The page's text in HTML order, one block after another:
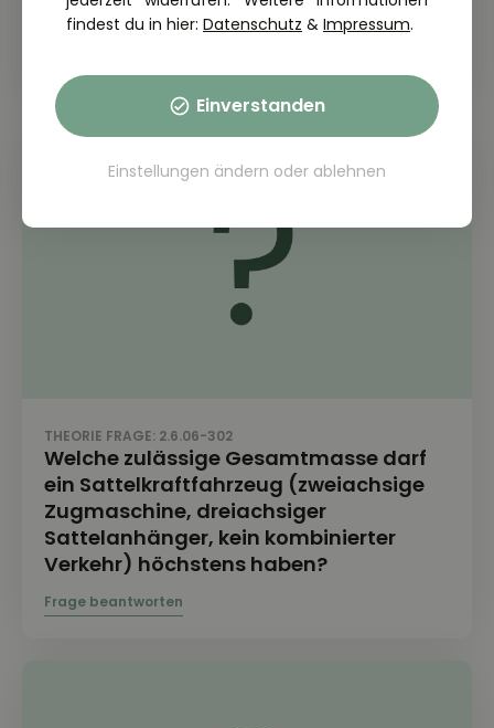
sein?
THEORIE FRAGE: 2.6.06-302
Welche zulässige Gesamtmasse darf
ein Sattelkraftfahrzeug (zweiachsige
Zugmaschine, dreiachsiger
Sattelanhänger, kein kombinierter
Verkehr) höchstens haben?
findest du in hier: Datenschutz & Impressum.
Einverstanden
Einstellungen ändern oder ablehnen